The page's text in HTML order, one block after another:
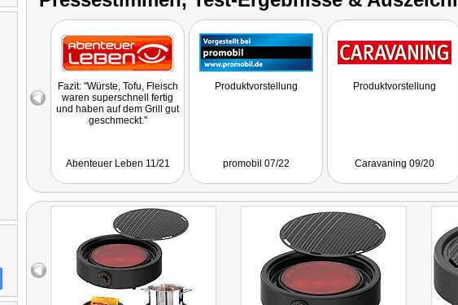
Fazit: "Würste, Tofu, Fleisch
waren superschnell fertig
und haben auf dem Grill gut
geschmeckt."
Abenteuer Leben 11/21
Produktvorstellung
promobil 07/22
Produktvorstellung
Caravaning 09/20